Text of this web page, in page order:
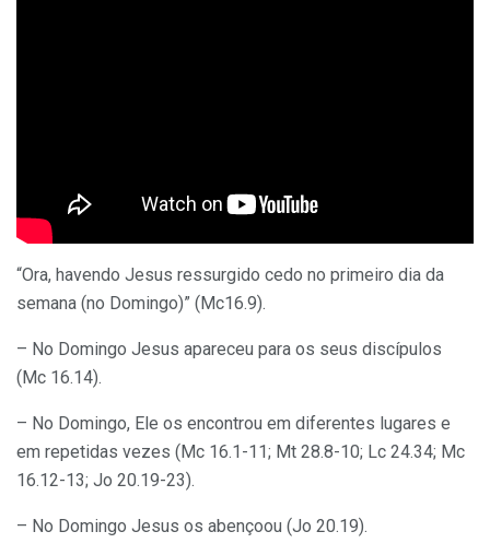
“Ora, havendo Jesus ressurgido cedo no primeiro dia da
semana (no Domingo)” (Mc16.9).
– No Domingo Jesus apareceu para os seus discípulos
(Mc 16.14).
– No Domingo, Ele os encontrou em diferentes lugares e
em repetidas vezes (Mc 16.1-11; Mt 28.8-10; Lc 24.34; Mc
16.12-13; Jo 20.19-23).
– No Domingo Jesus os abençoou (Jo 20.19).